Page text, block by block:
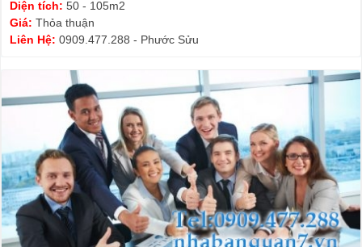
Diện tích: 50 - 105m2
Giá: Thỏa thuận
Liên Hệ: 0909.477.288 - Phước Sửu